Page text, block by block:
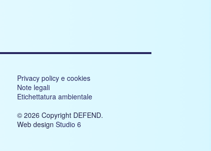
Privacy policy e cookies
Note legali
Etichettatura ambientale
© 2026 Copyright DEFEND.
Web design Studio 6